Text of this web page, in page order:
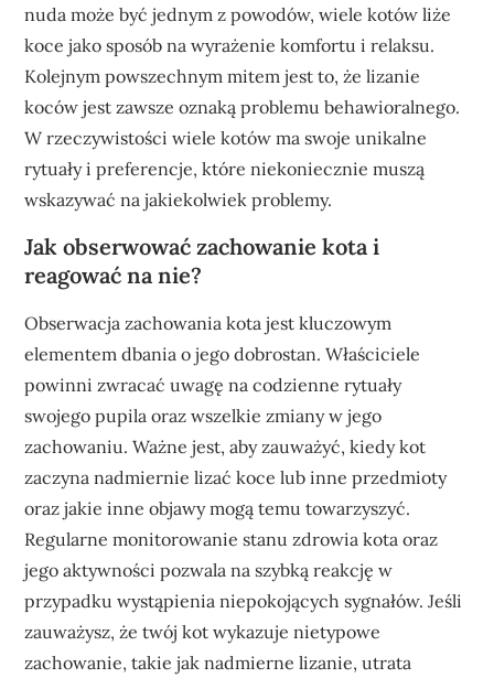
nuda może być jednym z powodów, wiele kotów liże
koce jako sposób na wyrażenie komfortu i relaksu.
Kolejnym powszechnym mitem jest to, że lizanie
koców jest zawsze oznaką problemu behawioralnego.
W rzeczywistości wiele kotów ma swoje unikalne
rytuały i preferencje, które niekoniecznie muszą
wskazywać na jakiekolwiek problemy.
Jak obserwować zachowanie kota i
reagować na nie?
Obserwacja zachowania kota jest kluczowym
elementem dbania o jego dobrostan. Właściciele
powinni zwracać uwagę na codzienne rytuały
swojego pupila oraz wszelkie zmiany w jego
zachowaniu. Ważne jest, aby zauważyć, kiedy kot
zaczyna nadmiernie lizać koce lub inne przedmioty
oraz jakie inne objawy mogą temu towarzyszyć.
Regularne monitorowanie stanu zdrowia kota oraz
jego aktywności pozwala na szybką reakcję w
przypadku wystąpienia niepokojących sygnałów. Jeśli
zauważysz, że twój kot wykazuje nietypowe
zachowanie, takie jak nadmierne lizanie, utrata